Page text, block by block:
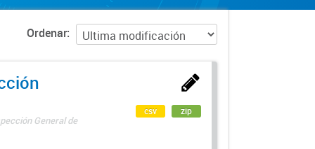
Ordenar
General de
csv zip